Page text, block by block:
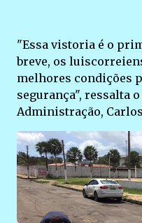
"Essa vistoria é o
breve, os
melhores condições
segurança", ressalta
Administração,